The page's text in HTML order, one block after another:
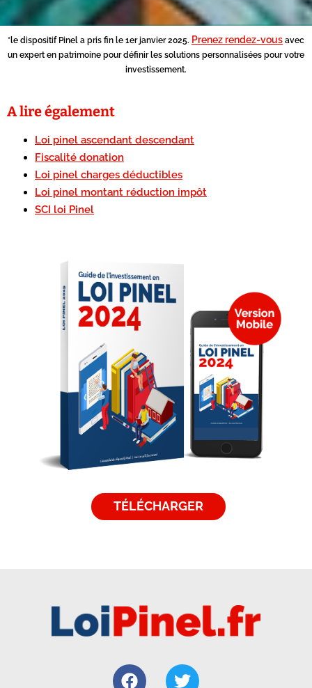
*le dispositif Pinel a pris fin le 1er janvier 2025. Prenez rendez-vous avec
un expert en patrimoine pour définir les solutions personnalisées pour votre
investissement.
A lire également
Loi pinel ascendant descendant
Fiscalité donation
Loi pinel charges déductibles
Loi pinel montant réduction impôt
SCI loi Pinel
TÉLÉCHARGER